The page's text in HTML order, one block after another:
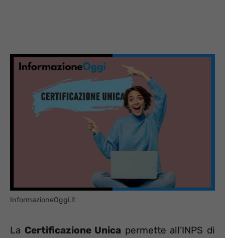
InformazioneOggi.it
La Certificazione Unica permette all’INPS di